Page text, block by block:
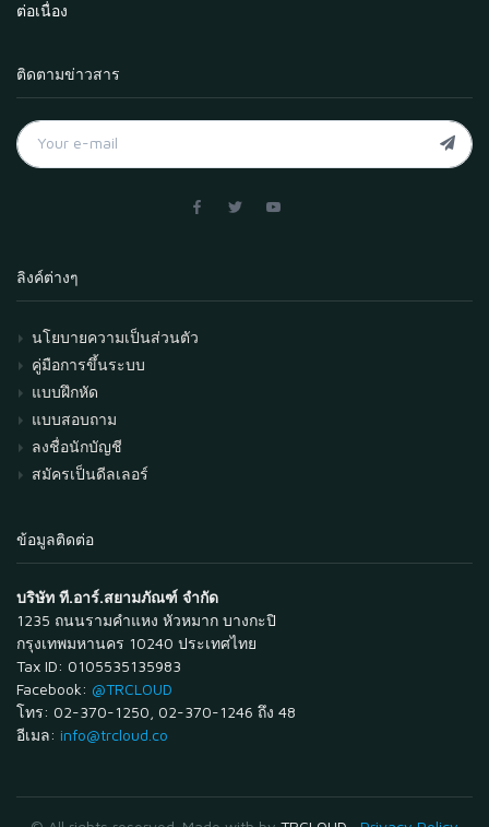
ต่อเนื่อง
ติดตามข่าวสาร
ลิงค์ต่างๆ
นโยบายความเป็นส่วนตัว
คู่มือการขึ้นระบบ
แบบฝึกหัด
แบบสอบถาม
ลงชื่อนักบัญชี
สมัครเป็นดีลเลอร์
ข้อมูลติดต่อ
บริษัท ที.อาร์.สยามภัณฑ์ จำกัด
1235 ถนนรามคำแหง หัวหมาก บางกะปิ
กรุงเทพมหานคร 10240 ประเทศไทย
Tax ID: 0105535135983
Facebook: @TRCLOUD
โทร: 02-370-1250, 02-370-1246 ถึง 48
อีเมล: info@trcloud.co